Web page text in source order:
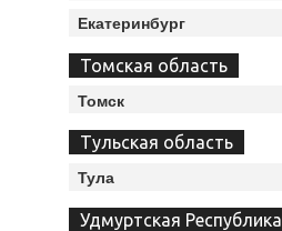
Екатеринбург
Томская область
Томск
Тульская область
Тула
Удмуртская Республика